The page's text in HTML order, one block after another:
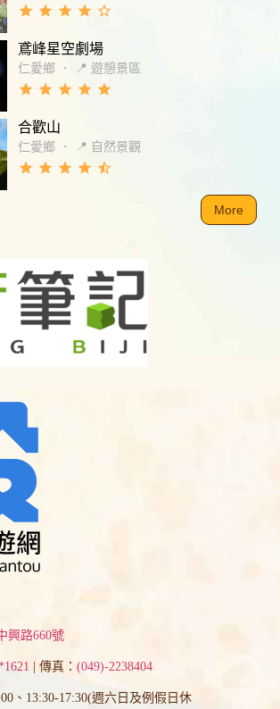
grade grade grade grade star_border
鳶峰星空劇場
仁愛鄉 ． 📍 遊憩景區
grade grade grade grade grade
合歡山
仁愛鄉 ． 📍 自然景觀
grade grade grade grade star_half
More
興路660號
| 傳真： (049)-2238404
、13:30-17:30(週六日及例假日休